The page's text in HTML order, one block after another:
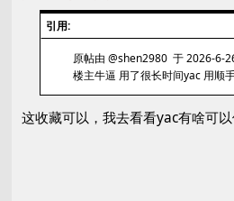
引用:
原帖由 @shen2980 于 2026-6-
楼主牛逼 用了很长时间yac 用顺
这收藏可以，我去看看yac有啥可